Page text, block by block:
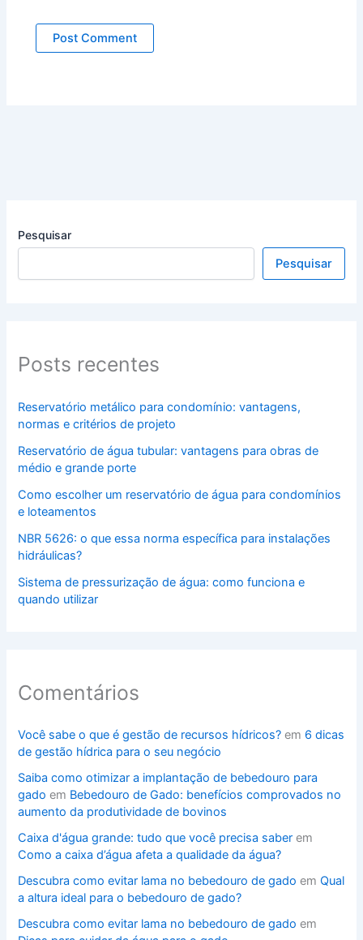
Pesquisar
Pesquisar
Posts recentes
Reservatório metálico para condomínio: vantagens,
normas e critérios de projeto
Reservatório de água tubular: vantagens para obras de
médio e grande porte
Como escolher um reservatório de água para condomínios
e loteamentos
NBR 5626: o que essa norma específica para instalações
hidráulicas?
Sistema de pressurização de água: como funciona e
quando utilizar
Comentários
Você sabe o que é gestão de recursos hídricos? em 6 dicas
de gestão hídrica para o seu negócio
Saiba como otimizar a implantação de bebedouro para
gado em Bebedouro de Gado: benefícios comprovados no
aumento da produtividade de bovinos
Caixa d'água grande: tudo que você precisa saber em
Como a caixa d’água afeta a qualidade da água?
Descubra como evitar lama no bebedouro de gado emQual
a altura ideal para o bebedouro de gado?
Descubra como evitar lama no bebedouro de gado em